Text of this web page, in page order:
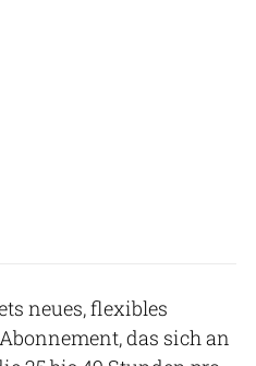
neues, flexibles
das sich an